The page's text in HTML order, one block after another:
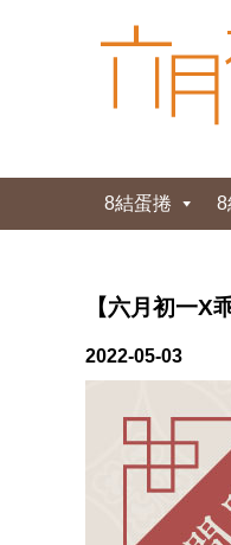
8結蛋捲 8
【六月初一X
2022-05-03